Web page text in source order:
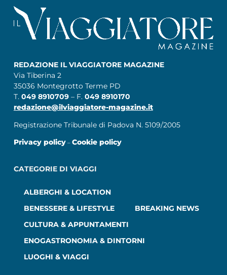
REDAZIONE IL VIAGGIATORE MAGAZINE
Via Tiberina 2
35036 Montegrotto Terme PD
T. 049 8910709 – F. 049 8910170
redazione@ilviaggiatore-magazine.it
Registrazione Tribunale di Padova N. 5109/2005
Privacy policy– Cookie policy
CATEGORIE DI VIAGGI
ALBERGHI & LOCATION
BENESSERE & LIFESTYLE
BREAKING NEWS
CULTURA & APPUNTAMENTI
ENOGASTRONOMIA & DINTORNI
LUOGHI & VIAGGI